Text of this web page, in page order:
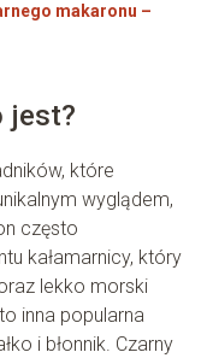
makaronu –
jest?
które
wyglądem,
często
kałamarnicy, który
lekko morski
inna popularna
i błonnik. Czarny